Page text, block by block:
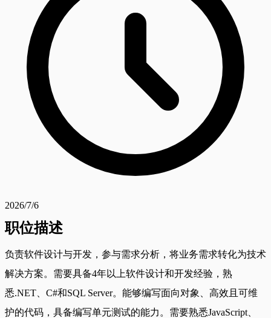
2026/7/6
职位描述
负责软件设计与开发，参与需求分析，将业务需求转化为技术
解决方案。需要具备4年以上软件设计和开发经验，熟
悉.NET、C#和SQL Server。能够编写面向对象、高效且可维
护的代码，具备编写单元测试的能力。需要熟悉JavaScript、